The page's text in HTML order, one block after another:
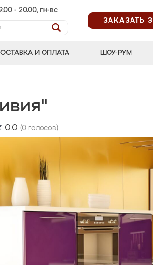
- 20.00, пн-вс
ЗАКАЗАТЬ
И ОПЛАТА ШОУ-РУМ
0.0 (0 голосов)